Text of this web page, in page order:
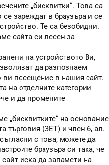
„бисквитки“. Това са
зареждат в браузъра и се
Те са безобидни.
сайта си лесен за
на устройството Ви,
да разпознаем
ви посещение в нашия сайт.
на отделните категории
и да промените
„бисквитките“ на основание
търговия (ЗЕТ) и член 6, ал.
с това, можете да
браузъра си така, че
иска да запамети на